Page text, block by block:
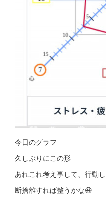
今日のグラフ
久しぶりにこの形
あれこれ考え事して、行動
断捨離すれば整うかな😆